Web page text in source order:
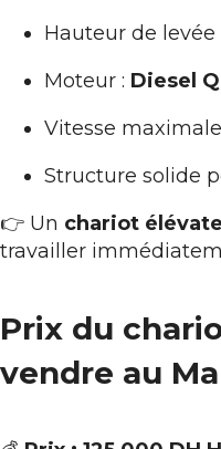
Hauteur de levée
Moteur : Diesel
Vitesse
Structure solide
👉 Un chariot
travailler
Prix du
vendre au